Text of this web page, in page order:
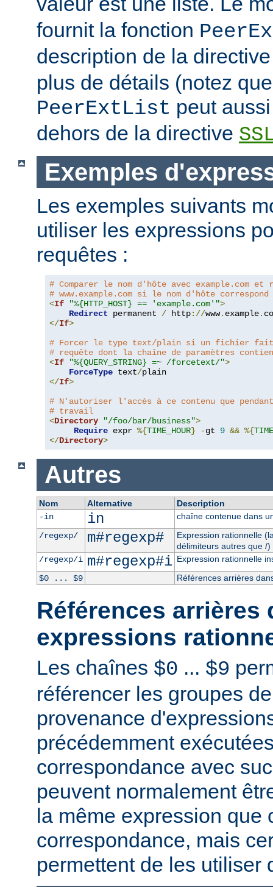
fournit la fonction
description de la
plus de détails (notez
PeerExtList peut
dehors de la directive
Exemples
Les exemples suivants
utiliser les expressions
requêtes :
# Comparer le nom d'hôte avec example.com
# www.example.com si le nom d'hôte correspond
<If "%{HTTP_HOST} == 'example.com'">
Redirect permanent / http://www. example.
</If>
# Forcer le type text/plain si un fichier
# requête dont la chaîne de paramètres
<If "%{QUERY_STRING} =~ /forcetext/">
ForceType text/
</If>
# N'autoriser l'accès à ce contenu que
# travail
<Directory "/foo/bar/business">
Require expr %{TIME_HOUR} -gt 9 && %{
</Directory>
Autres
Nom Alternative
Description
-in
in
chaîne contenue dans
/regexp/
m#regexp#
Expression rationnelle
délimiteurs autres que /)
/regexp/i m#regexp#i Expression rationnelle
$0 ... $9
Références arrières
Références arrières
expressions
Les chaînes $0 ... $9
référencer les groupes
provenance
précédemment
correspondance avec
peuvent normalement
la même expression que
correspondance, mais
permettent de les utiliser